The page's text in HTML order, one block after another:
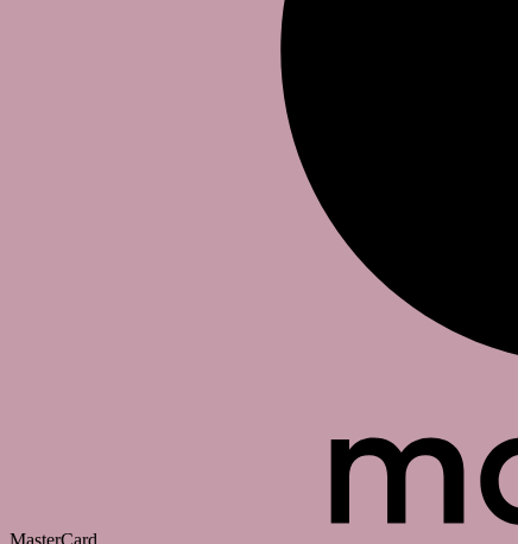
MasterCard